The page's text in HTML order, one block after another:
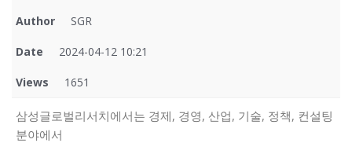
Author SGR
Date 2024-04-12 10:21
Views 1651
삼성글로벌리서치에서는 경제, 경영, 산업, 기술, 정책, 컨설팅
분야에서